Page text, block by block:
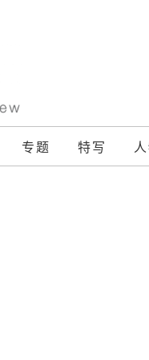
专题 特写